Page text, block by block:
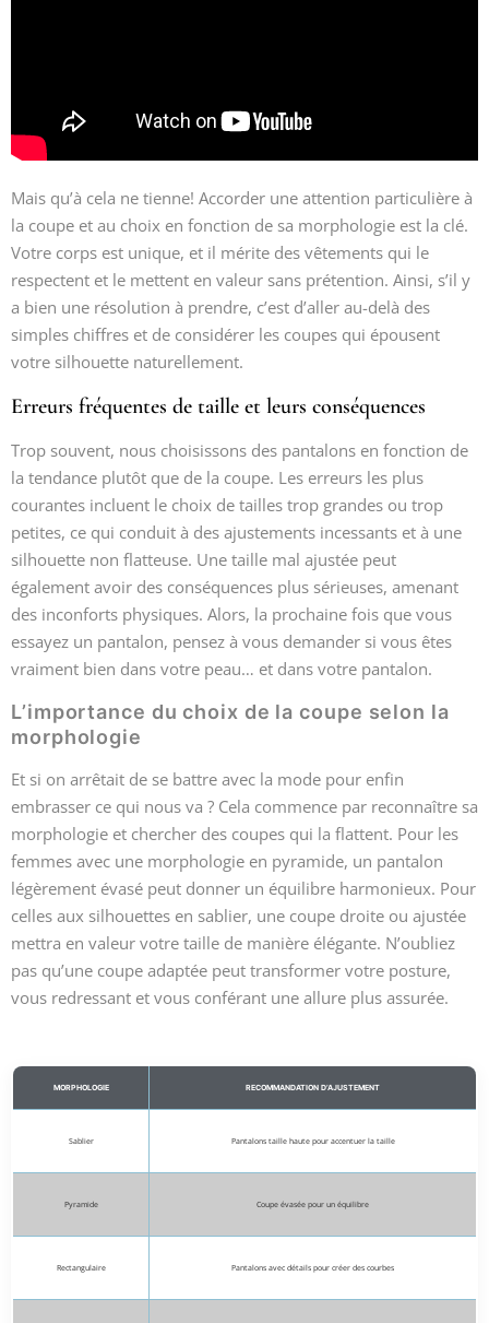
Mais qu’à cela ne tienne! Accorder une attention particulière à
la coupe et au choix en fonction de sa morphologie est la clé.
Votre corps est unique, et il mérite des vêtements qui le
respectent et le mettent en valeur sans prétention. Ainsi, s’il y
a bien une résolution à prendre, c’est d’aller au-delà des
simples chiffres et de considérer les coupes qui épousent
votre silhouette naturellement.
Erreurs fréquentes de taille et leurs conséquences
Trop souvent, nous choisissons des pantalons en fonction de
la tendance plutôt que de la coupe. Les erreurs les plus
courantes incluent le choix de tailles trop grandes ou trop
petites, ce qui conduit à des ajustements incessants et à une
silhouette non flatteuse. Une taille mal ajustée peut
également avoir des conséquences plus sérieuses, amenant
des inconforts physiques. Alors, la prochaine fois que vous
essayez un pantalon, pensez à vous demander si vous êtes
vraiment bien dans votre peau… et dans votre pantalon.
L’importance du choix de la coupe selon la
morphologie
Et si on arrêtait de se battre avec la mode pour enfin
embrasser ce qui nous va ? Cela commence par reconnaître sa
morphologie et chercher des coupes qui la flattent. Pour les
femmes avec une morphologie en pyramide, un pantalon
légèrement évasé peut donner un équilibre harmonieux. Pour
celles aux silhouettes en sablier, une coupe droite ou ajustée
mettra en valeur votre taille de manière élégante. N’oubliez
pas qu’une coupe adaptée peut transformer votre posture,
vous redressant et vous conférant une allure plus assurée.
MORPHOLOGIE RECOMMANDATION D’AJUSTEMENT
Sablier Pantalons taille haute pour accentuer la taille
Pyramide Coupe évasée pour un équilibre
Rectangulaire Pantalons avec détails pour créer des courbes